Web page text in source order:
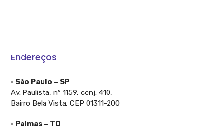
Endereços
• São Paulo – SP
Av. Paulista, nº 1159, conj. 410,
Bairro Bela Vista, CEP 01311-200
• Palmas – TO